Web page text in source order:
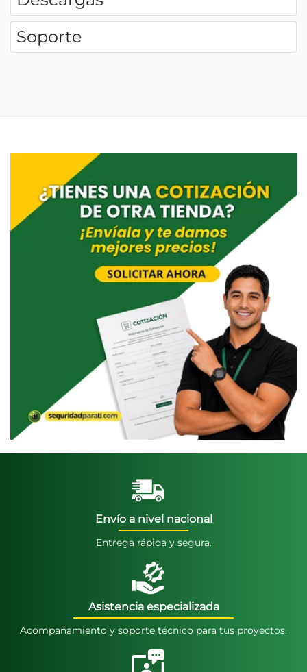
Soporte
Envío a nivel nacional
Entrega rápida y segura.
Asistencia especializada
Acompañamiento y soporte técnico para tus proyectos.